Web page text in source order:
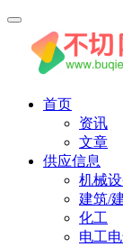
首页
资讯
文章
供应信息
机械
建筑/
化工
电工